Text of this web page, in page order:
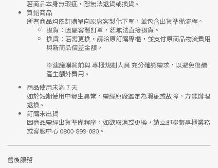
若商品本身無瑕疵，恕無法退貨或換貨。
買錯商品
所有商品均依訂購單向原廠客製化下單 ，並包含出貨準備流程。
退貨 ：因屬客製訂單，恕無法直接退貨。
換貨 ：若需更換，請洽原訂購專櫃，並支付原商品物流費用
與新商品價差金額 。
※建議購買前與專櫃規劃人員 充分確認需求，以避免後續
產生額外費用。
商品使用未滿 7 天
如於短期使用中發生異常，需經原廠鑑定為瑕疵或故障，方能辦理
退換。
訂購未出貨
因商品需經出貨準備程序，如欲取消或更換，請立即聯繫專櫃業務
或客服中心 0800-899-080 。
售後服務